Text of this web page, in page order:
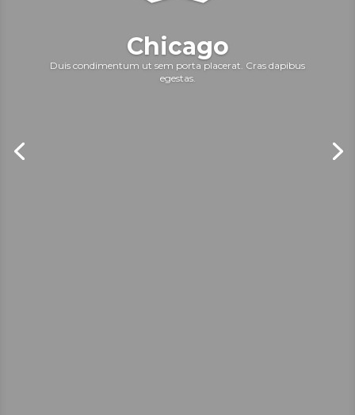
Chicago
Duis condimentum ut sem porta placerat. Cras dapibus
egestas.